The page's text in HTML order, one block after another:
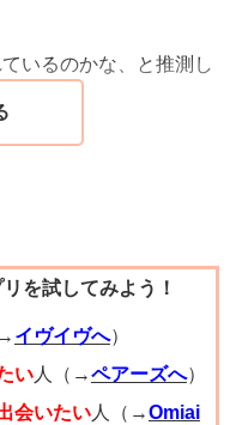
いるのかな、と推測し
をすれば良いと思いま
お断りの連絡をいれて
を試してみよう！
イヴイヴへ）
い人（→ペアーズへ）
会いたい人（→Omiai